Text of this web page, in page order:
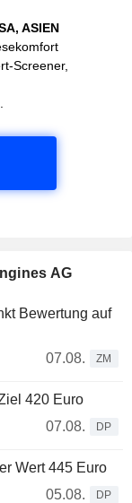
ASIEN
Screener,
AG
Bewertung auf
07.08.
ZM
420 Euro
07.08.
DP
Wert 445 Euro
05.08.
DP